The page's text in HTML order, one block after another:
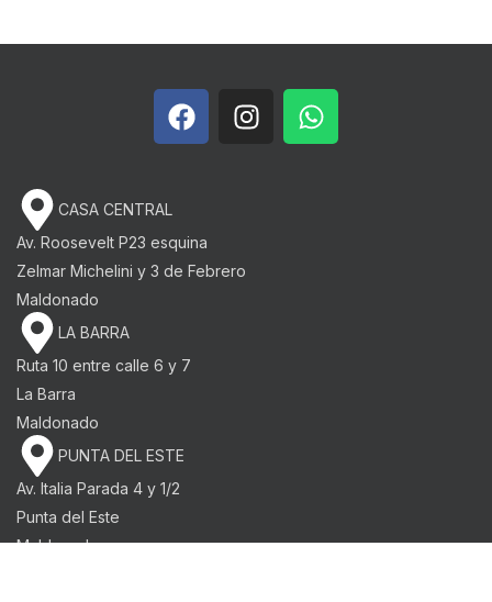
CASA CENTRAL
Av. Roosevelt P23 esquina
Zelmar Michelini y 3 de Febrero​
Maldonado
LA BARRA
Ruta 10 entre calle 6 y 7
La Barra
Maldonado
PUNTA DEL ESTE
Av. Italia Parada 4 y 1/2
Punta del Este
Maldonado